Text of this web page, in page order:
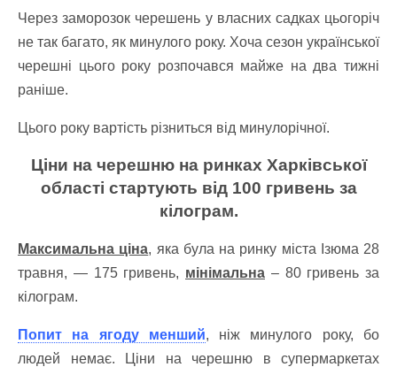
Через заморозок черешень у власних садках цьогоріч
не так багато, як минулого року. Хоча сезон української
черешні цього року розпочався майже на два тижні
раніше.
Цього року вартість різниться від минулорічної.
Ціни на черешню на ринках Харківської
області стартують від 100 гривень за
кілограм.
Максимальна ціна, яка була на ринку міста Ізюма 28
травня, — 175 гривень, мінімальна – 80 гривень за
кілограм.
Попит на ягоду менший, ніж минулого року, бо
людей немає. Ціни на черешню в супермаркетах